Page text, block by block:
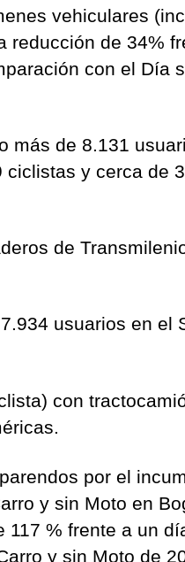
vehiculares
reducción de 34%
con el Día
más de 8.131
y cerca de
de
usuarios en el
con
por el
y sin Moto en
117 % frente a un
y sin Moto de